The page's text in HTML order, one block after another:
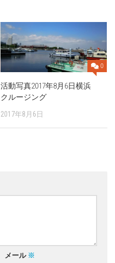
0
活動写真2017年8月6日横浜
クルージング
2017年8月6日
メール ※